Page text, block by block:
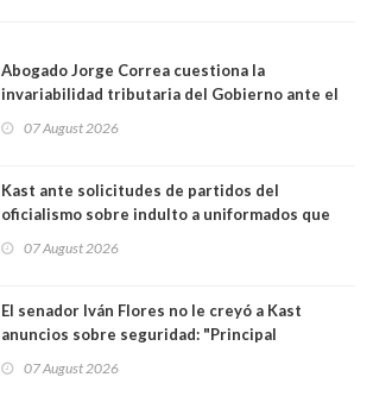
Abogado Jorge Correa cuestiona la
invariabilidad tributaria del Gobierno ante el
democracia” y "defendemos la alternancia en el
07 August 2026
Kast ante solicitudes de partidos del
oficialismo sobre indulto a uniformados que
07 August 2026
El senador Iván Flores no le creyó a Kast
anuncios sobre seguridad: "Principal
perseguir ruta del dinero y levantar secreto
07 August 2026